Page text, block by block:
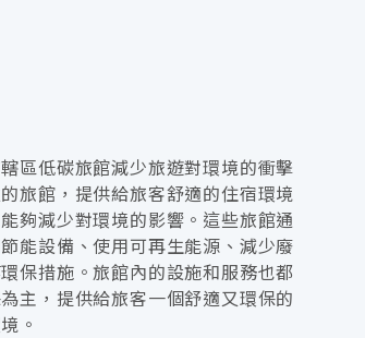
區低碳旅館減少旅遊對環境的衝擊
旅館，提供給旅客舒適的住宿環境
夠減少對環境的影響。這些旅館通
能設備、使用可再生能源、減少廢
保措施。旅館內的設施和服務也都
主，提供給旅客一個舒適又環保的
。